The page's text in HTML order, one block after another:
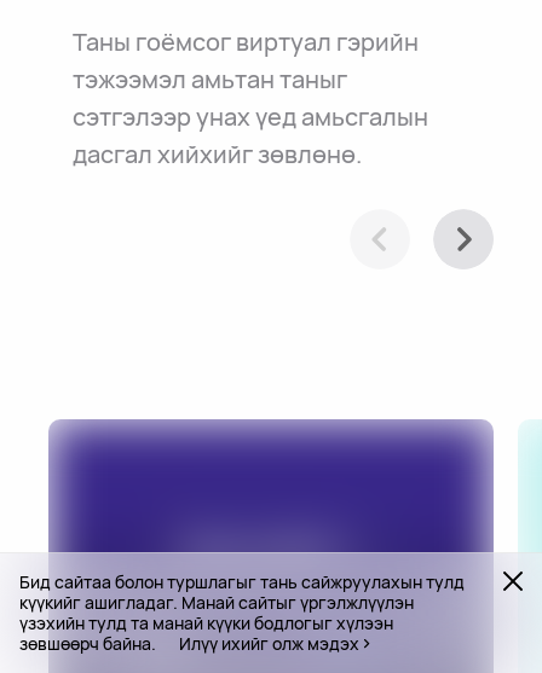
Бид сайтаа болон туршлагыг тань сайжруулахын тулд
күүкийг ашигладаг. Манай сайтыг үргэлжлүүлэн
үзэхийн тулд та манай күүки бодлогыг хүлээн
зөвшөөрч байна.
Илүү ихийг олж мэдэх
Таны гоёмсог виртуал гэрийн
тэжээмэл амьтан таныг
сэтгэлээр унах үед амьсгалын
дасгал хийхийг зөвлөнө.